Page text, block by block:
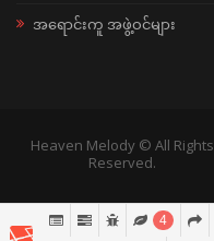
အရောင်းကူ အဖွဲ့ဝင်များ
Heaven Melody © All Rights
Reserved.
4